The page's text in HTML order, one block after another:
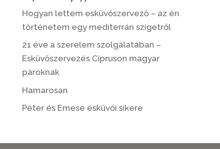
Hogyan lettem esküvőszervező – az én
történetem egy mediterrán szigetről
21 éve a szerelem szolgálatában –
Esküvőszervezés Cipruson magyar
pároknak
Hamarosan
Péter és Emese esküvői sikere